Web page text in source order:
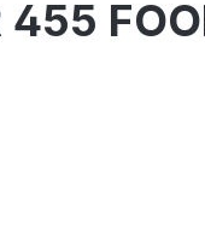
455